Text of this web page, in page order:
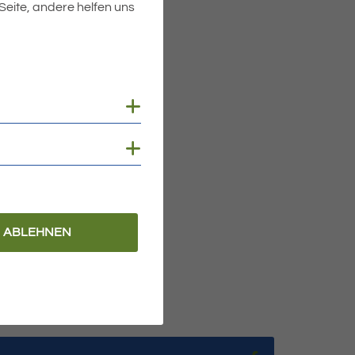
für den Frieden zur
Jugendchor mit
andere helfen uns
ABLEHNEN